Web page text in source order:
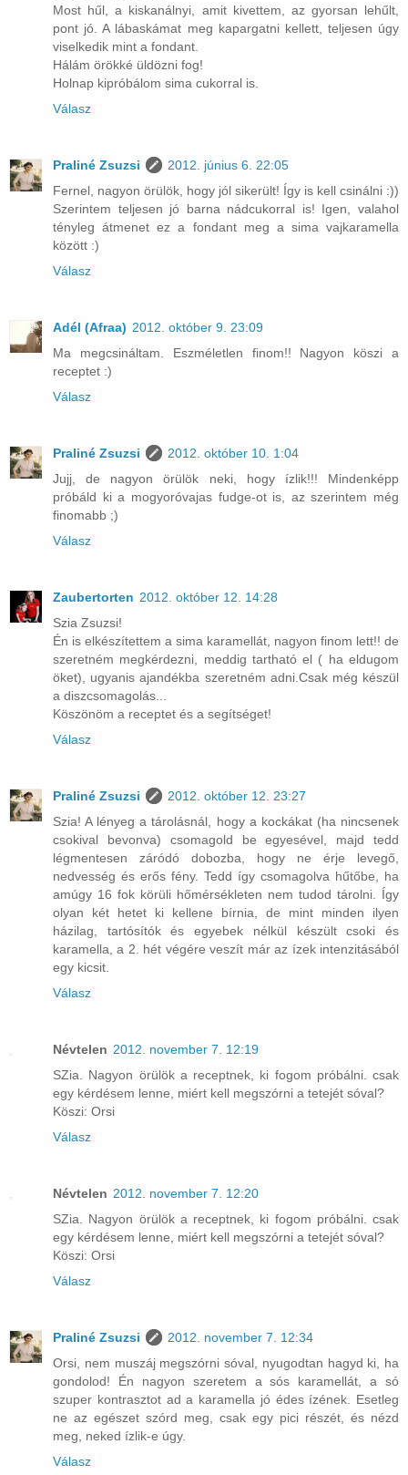
Most hűl, a kiskanálnyi, amit kivettem, az gyorsan lehűlt,
pont jó. A lábaskámat meg kapargatni kellett, teljesen úgy
viselkedik mint a fondant.
Hálám örökké üldözni fog!
Holnap kipróbálom sima cukorral is.
Válasz
Praliné Zsuzsi
2012. június 6. 22:05
Fernel, nagyon örülök, hogy jól sikerült! Így is kell csinálni :))
Szerintem teljesen jó barna nádcukorral is! Igen, valahol
tényleg átmenet ez a fondant meg a sima vajkaramella
között :)
Válasz
Adél (Afraa) 2012. október 9. 23:09
Ma megcsináltam. Eszméletlen finom!! Nagyon köszi a
receptet :)
Válasz
Praliné Zsuzsi
2012. október 10. 1:04
Jujj, de nagyon örülök neki, hogy ízlik!!! Mindenképp
próbáld ki a mogyoróvajas fudge-ot is, az szerintem még
finomabb ;)
Válasz
Zaubertorten 2012. október 12. 14:28
Szia Zsuzsi!
Én is elkészítettem a sima karamellát, nagyon finom lett!! de
szeretném megkérdezni, meddig tartható el ( ha eldugom
öket), ugyanis ajandékba szeretném adni.Csak még készül
a diszcsomagolás...
Köszönöm a receptet és a segítséget!
Válasz
Praliné Zsuzsi
2012. október 12. 23:27
Szia! A lényeg a tárolásnál, hogy a kockákat (ha nincsenek
csokival bevonva) csomagold be egyesével, majd tedd
légmentesen záródó dobozba, hogy ne érje levegő,
nedvesség és erős fény. Tedd így csomagolva hűtőbe, ha
amúgy 16 fok körüli hőmérsékleten nem tudod tárolni. Így
olyan két hetet ki kellene bírnia, de mint minden ilyen
házilag, tartósítók és egyebek nélkül készült csoki és
karamella, a 2. hét végére veszít már az ízek intenzitásából
egy kicsit.
Válasz
Névtelen 2012. november 7. 12:19
SZia. Nagyon örülök a receptnek, ki fogom próbálni. csak
egy kérdésem lenne, miért kell megszórni a tetejét sóval?
Köszi: Orsi
Válasz
Névtelen 2012. november 7. 12:20
SZia. Nagyon örülök a receptnek, ki fogom próbálni. csak
egy kérdésem lenne, miért kell megszórni a tetejét sóval?
Köszi: Orsi
Válasz
Praliné Zsuzsi
2012. november 7. 12:34
Orsi, nem muszáj megszórni sóval, nyugodtan hagyd ki, ha
gondolod! Én nagyon szeretem a sós karamellát, a só
szuper kontrasztot ad a karamella jó édes ízének. Esetleg
ne az egészet szórd meg, csak egy pici részét, és nézd
meg, neked ízlik-e úgy.
Válasz